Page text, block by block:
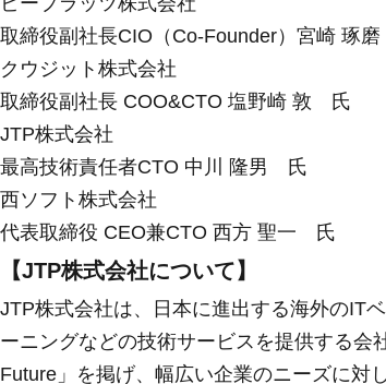
取締役副社長CIO（Co-Founder）宮崎 琢
クウジット株式会社
取締役副社長 COO&CTO 塩野崎 敦 氏
JTP株式会社
最高技術責任者CTO 中川 隆男 氏
西ソフト株式会社
代表取締役 CEO兼CTO 西方 聖一 氏
【JTP株式会社について】
JTP株式会社は、日本に進出する海外のIT
ーニングなどの技術サービスを提供する
Future」を掲げ、幅広い企業のニーズに対